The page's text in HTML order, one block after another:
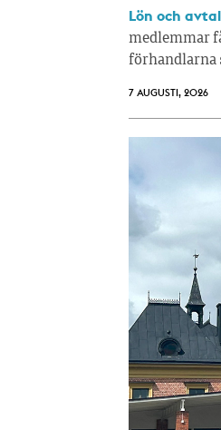
Lön och
medlemmar
förhandlarna
7 AUGUSTI, 2026